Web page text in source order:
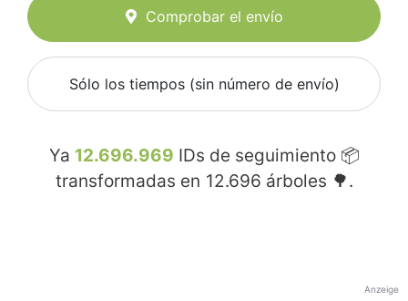
Comprobar el envío
Sólo los tiempos (sin número de envío)
Ya 12.696.969 IDs de seguimiento 📦
transformadas en 12.696 árboles 🌳.
Anzeige